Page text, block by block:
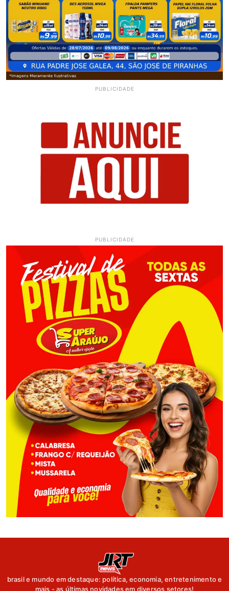
PUBLICIDADE
PUBLICIDADE
brasil e mundo em destaque: política, economia, entretenimento e
mais - as últimas novidades em diversos setores!